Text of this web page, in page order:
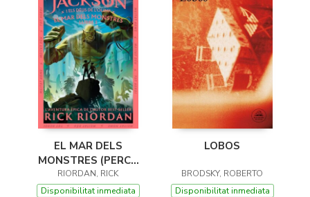
EL MAR DELS
MONSTRES (PERCY
JACKSON I ELS DÉUS
DE L'OLIMP 2)
RIORDAN, RICK
Disponibilitat inmediata
LOBOS
BRODSKY, ROBERTO
Disponibilitat inmediata